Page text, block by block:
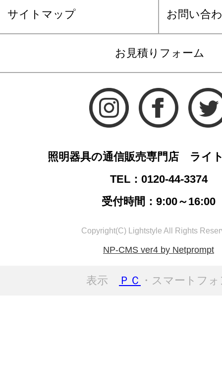
サイトマップ お問い合
お見積りフォーム
照明器具の通信販売専門店 ライ
TEL：0120-44-3374
受付時間：9:00～16:00
Copyright(C) Lightstyle All Rights
NP-CMS ver4 by Netprompt
表示 ＰＣ ・スマートフ